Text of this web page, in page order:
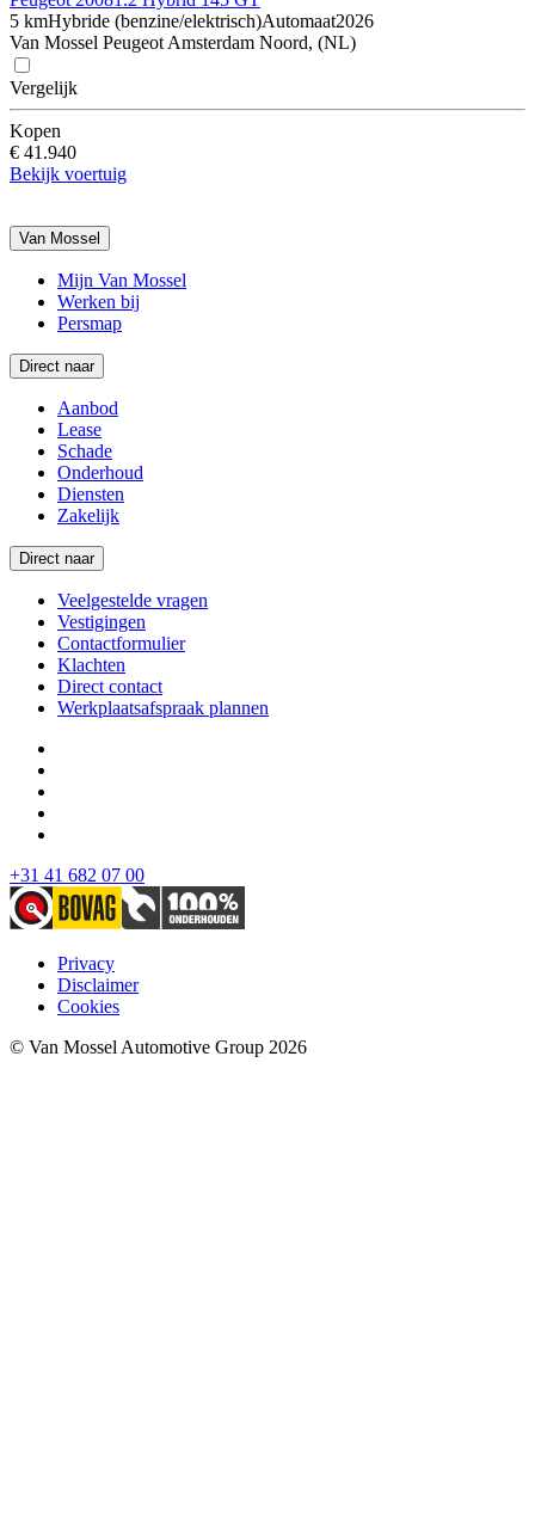
5 kmHybride (benzine/elektrisch)Automaat2026
Van Mossel Peugeot Amsterdam Noord, (NL)
Vergelijk
Kopen
€ 41.940
Bekijk voertuig
Van Mossel
Mijn Van Mossel
Werken bij
Persmap
Direct naar
Aanbod
Lease
Schade
Onderhoud
Diensten
Zakelijk
Direct naar
Veelgestelde vragen
Vestigingen
Contactformulier
Klachten
Direct contact
Werkplaatsafspraak plannen
+31 41 682 07 00
Privacy
Disclaimer
Cookies
© Van Mossel Automotive Group 2026